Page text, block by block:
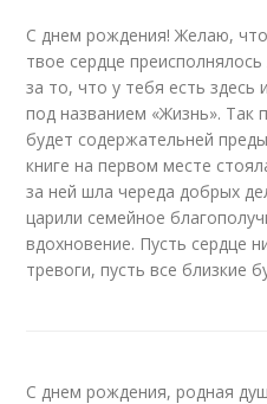
С днем рождения! Желаю,
твое сердце
за то, что у тебя есть здесь
под названием «Жизнь». Так
будет содержательней
книге на первом месте
за ней шла череда добрых
царили семейное
вдохновение. Пусть сердце
тревоги, пусть все близкие
С днем рождения, родная